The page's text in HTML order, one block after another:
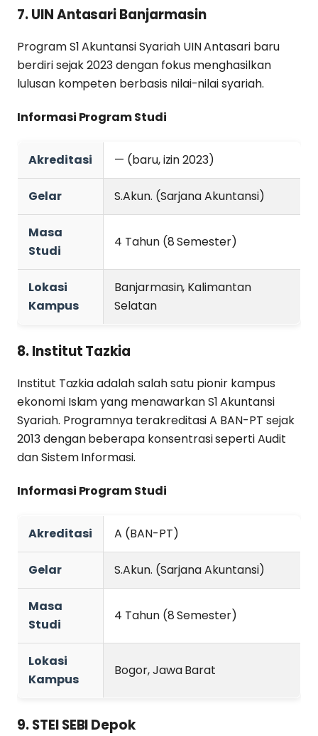
7. UIN Antasari Banjarmasin
Program S1 Akuntansi Syariah UIN Antasari baru
berdiri sejak 2023 dengan fokus menghasilkan
lulusan kompeten berbasis nilai-nilai syariah.
Informasi Program Studi
Akreditasi — (baru, izin 2023)
Gelar S.Akun. (Sarjana Akuntansi)
Masa
Studi
4 Tahun (8 Semester)
Lokasi
Kampus
Banjarmasin, Kalimantan
Selatan
8. Institut Tazkia
Institut Tazkia adalah salah satu pionir kampus
ekonomi Islam yang menawarkan S1 Akuntansi
Syariah. Programnya terakreditasi A BAN-PT sejak
2013 dengan beberapa konsentrasi seperti Audit
dan Sistem Informasi.
Informasi Program Studi
Akreditasi A (BAN-PT)
Gelar S.Akun. (Sarjana Akuntansi)
Masa
Studi
4 Tahun (8 Semester)
Lokasi
Kampus
Bogor, Jawa Barat
9. STEI SEBI Depok